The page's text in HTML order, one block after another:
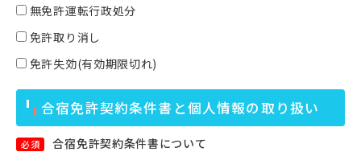
無免許運転行政処分
免許取り消し
免許失効(有効期限切れ)
合宿免許契約条件書と個人情報の取り扱い
必須 合宿免許契約条件書について